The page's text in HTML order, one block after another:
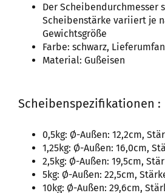
Der Scheibendurchmesser
Scheibenstärke variiert je
Gewichtsgröße
Farbe: schwarz,
Material: Gußeisen
Scheibenspezifikationen :
0,5kg: Ø-Außen: 12,2cm,
1,25kg: Ø-Außen: 16,0cm,
2,5kg: Ø-Außen: 19,5cm,
5kg: Ø-Außen: 22,5cm,
10kg: Ø-Außen: 29,6cm,